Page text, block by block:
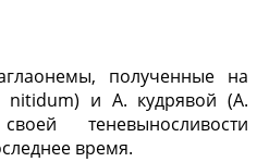
полученные на
nitidum) и А. кудрявой (A.
теневынос­ливости
время.